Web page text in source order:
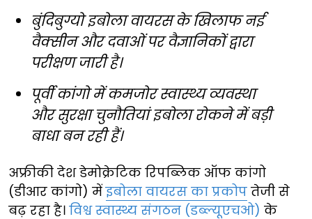
बुंदिबुग्यो इबोला वायरस के खिलाफ नई
वैक्सीन और दवाओं पर वैज्ञानिकों द्वारा
परीक्षण जारी है।
पूर्वी कांगो में कमजोर स्वास्थ्य व्यवस्था
और सुरक्षा चुनौतियां इबोला रोकने में बड़ी
बाधा बन रही हैं।
अफ्रीकी देश डेमोक्रेटिक रिपब्लिक ऑफ कांगो
(डीआर कांगो) मेंइबोला वायरस का प्रकोप तेजी से
बढ़ रहा है। विश्व स्वास्थ्य संगठन (डब्ल्यूएचओ) के